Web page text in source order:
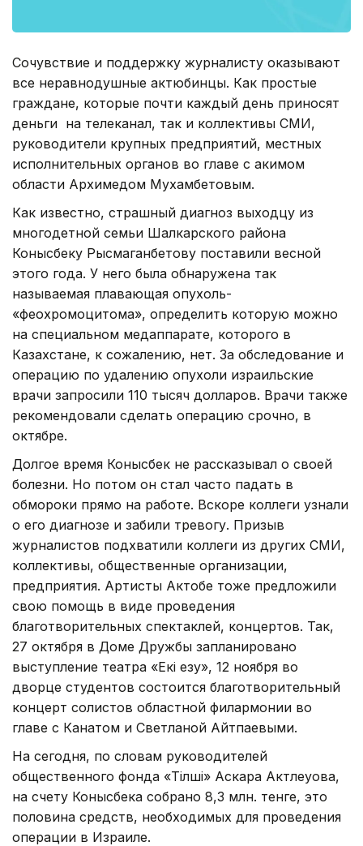
Сочувствие и поддержку журналисту оказывают
все неравнодушные актюбинцы. Как простые
граждане, которые почти каждый день приносят
деньги на телеканал, так и коллективы СМИ,
руководители крупных предприятий, местных
исполнительных органов во главе с акимом
области Архимедом Мухамбетовым.
Как известно, страшный диагноз выходцу из
многодетной семьи Шалкарского района
Конысбеку Рысмаганбетову поставили весной
этого года. У него была обнаружена так
называемая плавающая опухоль-
«феохромоцитома», определить которую можно
на специальном медаппарате, которого в
Казахстане, к сожалению, нет. За обследование и
операцию по удалению опухоли израильские
врачи запросили 110 тысяч долларов. Врачи также
рекомендовали сделать операцию срочно, в
октябре.
Долгое время Конысбек не рассказывал о своей
болезни. Но потом он стал часто падать в
обмороки прямо на работе. Вскоре коллеги узнали
о его диагнозе и забили тревогу. Призыв
журналистов подхватили коллеги из других СМИ,
коллективы, общественные организации,
предприятия. Артисты Актобе тоже предложили
свою помощь в виде проведения
благотворительных спектаклей, концертов. Так,
27 октября в Доме Дружбы запланировано
выступление театра «Екі езу», 12 ноября во
дворце студентов состоится благотворительный
концерт солистов областной филармонии во
главе с Канатом и Светланой Айтпаевыми.
На сегодня, по словам руководителей
общественного фонда «Тілші» Аскара Актлеуова,
на счету Конысбека собрано 8,3 млн. тенге, это
половина средств, необходимых для проведения
операции в Израиле.